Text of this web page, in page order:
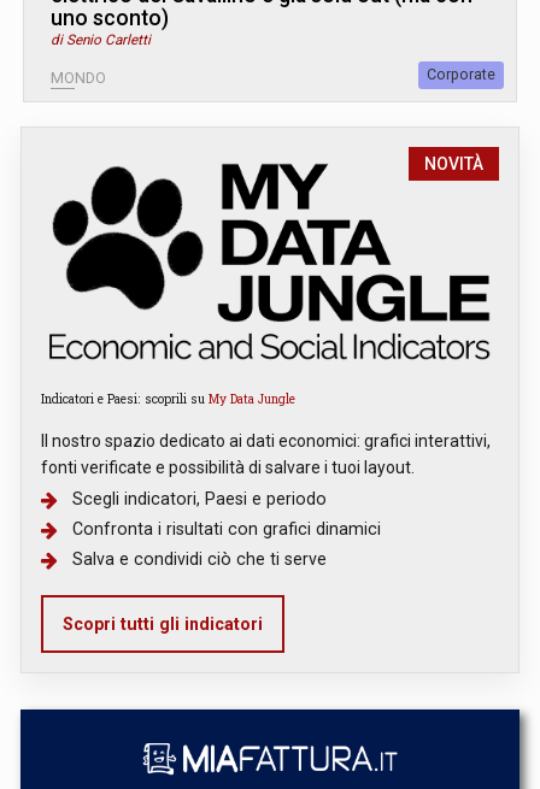
uno sconto)
di Senio Carletti
MONDO Corporate
NOVITÀ
Indicatori e Paesi: scoprili su My Data Jungle
Il nostro spazio dedicato ai dati economici: grafici interattivi,
fonti verificate e possibilità di salvare i tuoi layout.
Scegli indicatori, Paesi e periodo
Confronta i risultati con grafici dinamici
Salva e condividi ciò che ti serve
Scopri tutti gli indicatori